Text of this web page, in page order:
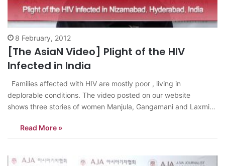
8 February, 2012
[The AsiaN Video] Plight of the HIV
Infected in India
Families affected with HIV are mostly poor , living in
deplorable conditions. The video posted on our website
shows three stories of women Manjula, Gangamani and Laxmi
syringes. Their husbands lied to them about being infected with
HIV. Also, contrary…
Read More »